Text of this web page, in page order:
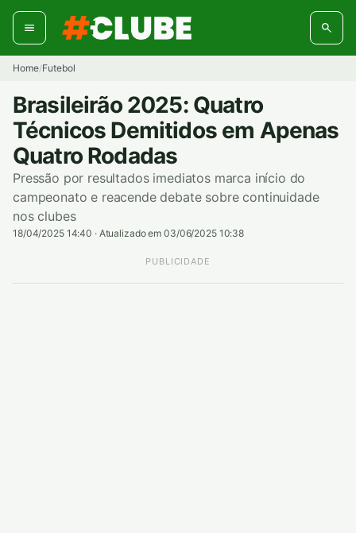
Pular
para
conteúdo
Home/Futebol
Brasileirão 2025: Quatro
Técnicos Demitidos em Apenas
Quatro Rodadas
Pressão por resultados imediatos marca início do
campeonato e reacende debate sobre continuidade
nos clubes
18/04/2025 14:40 · Atualizado em 03/06/2025 10:38
PUBLICIDADE